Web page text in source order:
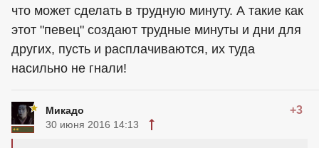
что может сделать в трудную минуту. А такие как
этот "певец" создают трудные минуты и дни для
других, пусть и расплачиваются, их туда
насильно не гнали!
Микадо +3
30 июня 2016 14:13